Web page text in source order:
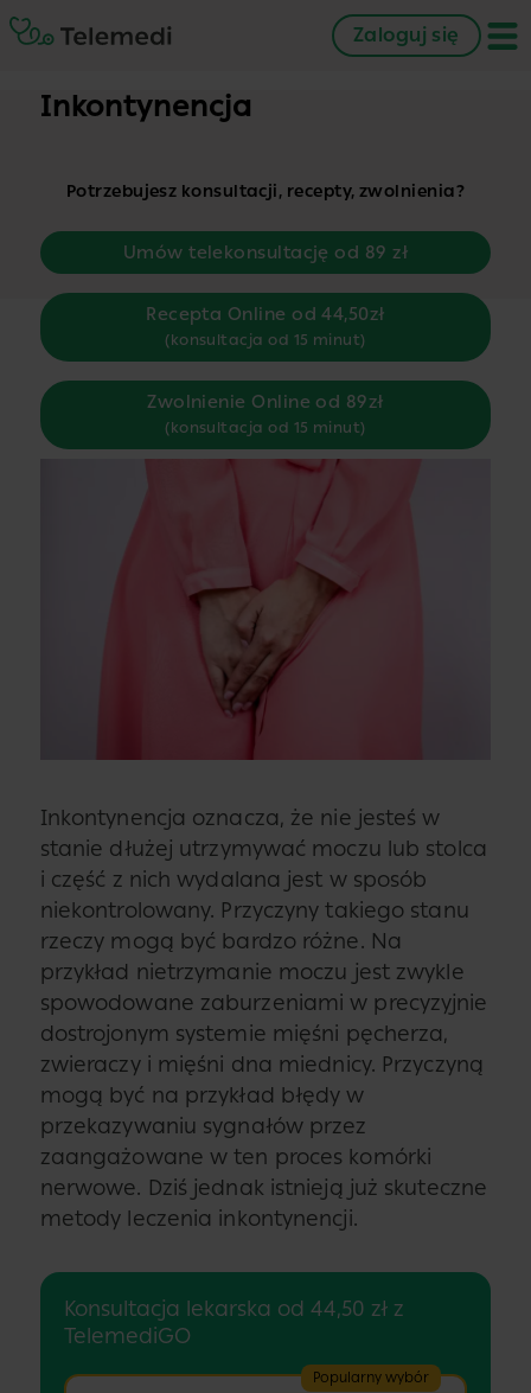
Zaloguj się
Inkontynencja
Potrzebujesz konsultacji, recepty, zwolnienia?
Umów telekonsultację od 89 zł
Recepta Online od 44,50zł
(konsultacja od 15 minut)
Zwolnienie Online od 89zł
(konsultacja od 15 minut)
Inkontynencja oznacza, że nie jesteś w
stanie dłużej utrzymywać moczu lub stolca
i część z nich wydalana jest w sposób
niekontrolowany. Przyczyny takiego stanu
rzeczy mogą być bardzo różne. Na
przykład nietrzymanie moczu jest zwykle
spowodowane zaburzeniami w precyzyjnie
dostrojonym systemie mięśni pęcherza,
zwieraczy i mięśni dna miednicy. Przyczyną
mogą być na przykład błędy w
przekazywaniu sygnałów przez
zaangażowane w ten proces komórki
nerwowe. Dziś jednak istnieją już skuteczne
metody leczenia inkontynencji.
Konsultacja lekarska od 44,50 zł z
TelemediGO
Popularny wybór